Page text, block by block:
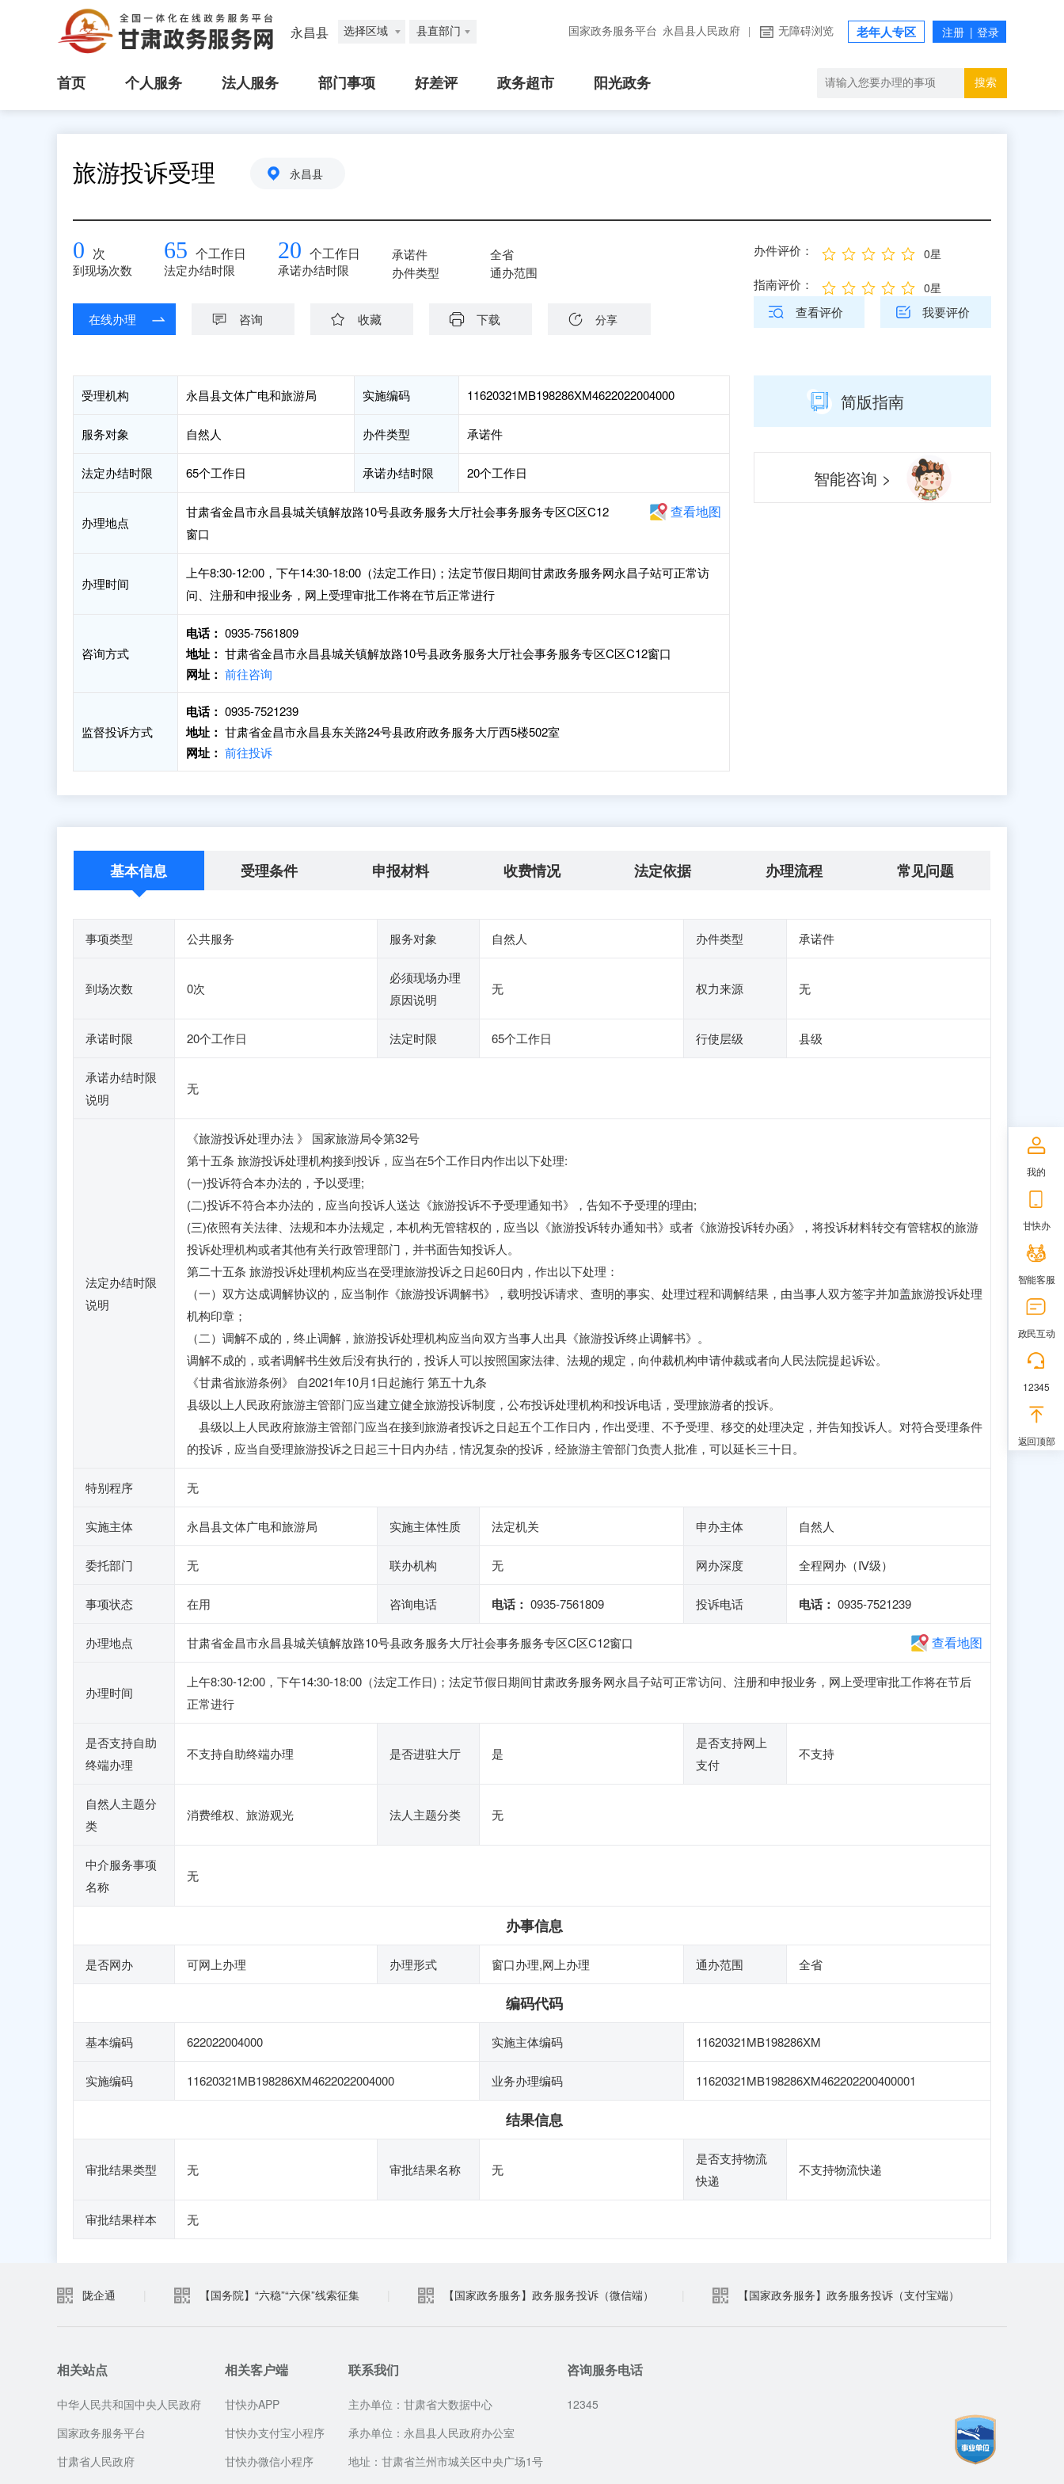
永昌县 选择区域 县直部门 国家政务服务平台 永昌县人民政府 无障碍浏览 老年人专区
首页 个人服务 法人服务 部门事项 好差评 政务超市 阳光政务 搜索
旅游投诉受理 永昌县
0 次
到现场次数
65 个工作日
法定办结时限
20 个工作日
承诺办结时限
承诺件
办件类型
全省
通办范围
在线办理 咨询 收藏 下载 分享
办件评价： 0星
指南评价： 0星
查看评价 我要评价
受理机构 永昌县文体广电和旅游局 实施编码 11620321MB198286XM4622022004000
服务对象 自然人 办件类型 承诺件
法定办结时限 65个工作日 承诺办结时限 20个工作日
办理地点
甘肃省金昌市永昌县城关镇解放路10号县政务服务大厅社会事务服务专区C区C12
窗口
查看地图
办理时间
上午8:30-12:00，下午14:30-18:00（法定工作日)；法定节假日期间甘肃政务服务网永昌子站可正常访
问、注册和申报业务，网上受理审批工作将在节后正常进行
咨询方式
电话： 0935-7561809
地址： 甘肃省金昌市永昌县城关镇解放路10号县政务服务大厅社会事务服务专区C区C12窗口
网址： 前往咨询
监督投诉方式
电话： 0935-7521239
地址： 甘肃省金昌市永昌县东关路24号县政府政务服务大厅西5楼502室
网址： 前往投诉
简版指南
智能咨询 >
基本信息 受理条件 申报材料 收费情况 法定依据 办理流程 常见问题
事项类型 公共服务 服务对象 自然人 办件类型 承诺件
到场次数 0次
必须现场办理
原因说明
无 权力来源 无
承诺时限 20个工作日 法定时限 65个工作日 行使层级 县级
承诺办结时限
说明
无
法定办结时限
说明
《旅游投诉处理办法 》 国家旅游局令第32号
第十五条 旅游投诉处理机构接到投诉，应当在5个工作日内作出以下处理:
(一)投诉符合本办法的，予以受理;
(二)投诉不符合本办法的，应当向投诉人送达《旅游投诉不予受理通知书》，告知不予受理的理由;
(三)依照有关法律、法规和本办法规定，本机构无管辖权的，应当以《旅游投诉转办通知书》或者《旅游投诉转办函》，将投诉材料转交有管辖权的旅游
投诉处理机构或者其他有关行政管理部门，并书面告知投诉人。
第二十五条 旅游投诉处理机构应当在受理旅游投诉之日起60日内，作出以下处理：
（一）双方达成调解协议的，应当制作《旅游投诉调解书》，载明投诉请求、查明的事实、处理过程和调解结果，由当事人双方签字并加盖旅游投诉处理
机构印章；
（二）调解不成的，终止调解，旅游投诉处理机构应当向双方当事人出具《旅游投诉终止调解书》。
调解不成的，或者调解书生效后没有执行的，投诉人可以按照国家法律、法规的规定，向仲裁机构申请仲裁或者向人民法院提起诉讼。
《甘肃省旅游条例》 自2021年10月1日起施行 第五十九条
县级以上人民政府旅游主管部门应当建立健全旅游投诉制度，公布投诉处理机构和投诉电话，受理旅游者的投诉。
县级以上人民政府旅游主管部门应当在接到旅游者投诉之日起五个工作日内，作出受理、不予受理、移交的处理决定，并告知投诉人。对符合受理条件
的投诉，应当自受理旅游投诉之日起三十日内办结，情况复杂的投诉，经旅游主管部门负责人批准，可以延长三十日。
特别程序 无
实施主体 永昌县文体广电和旅游局 实施主体性质 法定机关 申办主体 自然人
委托部门 无 联办机构 无 网办深度 全程网办（Ⅳ级）
事项状态 在用 咨询电话 电话： 0935-7561809 投诉电话 电话： 0935-7521239
办理地点 甘肃省金昌市永昌县城关镇解放路10号县政务服务大厅社会事务服务专区C区C12窗口 查看地图
办理时间
上午8:30-12:00，下午14:30-18:00（法定工作日)；法定节假日期间甘肃政务服务网永昌子站可正常访问、注册和申报业务，网上受理审批工作将在节后
正常进行
是否支持自助
终端办理
不支持自助终端办理 是否进驻大厅 是
是否支持网上
支付
不支持
自然人主题分
类
消费维权、旅游观光 法人主题分类 无
中介服务事项
名称
无
办事信息
是否网办 可网上办理 办理形式 窗口办理,网上办理 通办范围 全省
编码代码
基本编码 622022004000 实施主体编码 11620321MB198286XM
实施编码 11620321MB198286XM4622022004000 业务办理编码 11620321MB198286XM462202200400001
结果信息
审批结果类型 无 审批结果名称 无
是否支持物流
快递
不支持物流快递
审批结果样本 无
陇企通 【国务院】“六稳”“六保”线索征集 【国家政务服务】政务服务投诉（微信端） 【国家政务服务】政务服务投诉（支付宝端）
相关站点
中华人民共和国中央人民政府
国家政务服务平台
甘肃省人民政府
相关客户端
甘快办APP
甘快办支付宝小程序
甘快办微信小程序
联系我们
主办单位：甘肃省大数据中心
承办单位：永昌县人民政府办公室
地址：甘肃省兰州市城关区中央广场1号
咨询服务电话
12345
我的
甘快办
智能客服
政民互动
12345
返回顶部